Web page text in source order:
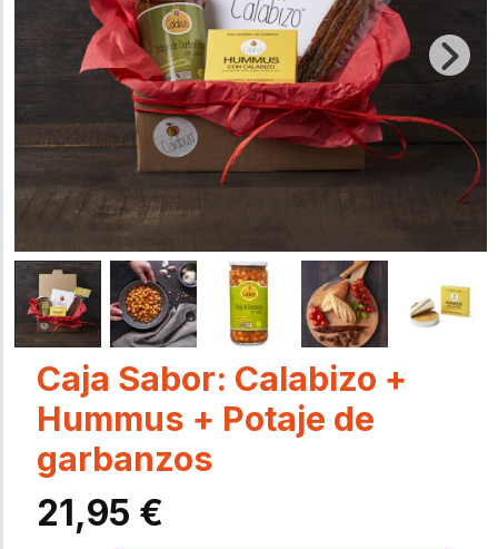
Caja Sabor: Calabizo +
Hummus + Potaje de
garbanzos
21,95 €